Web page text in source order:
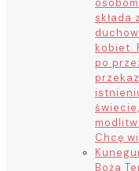
składa
kobiet.
po
Chcę
Boża